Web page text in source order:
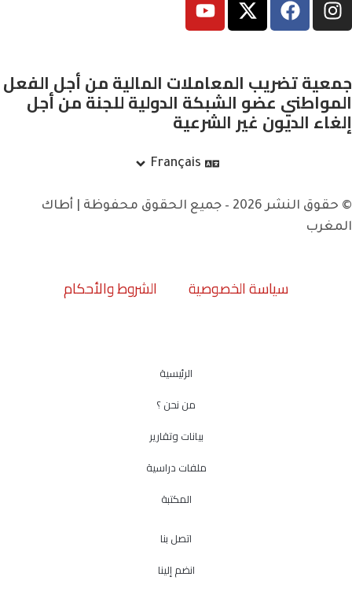
جمعية تضريب المعاملات المالية من أجل الفعل
المواطني عضو الشبكة الدولية للجنة من أجل
إلغاء الديون غير الشرعية
Français
© حقوق النشر 2026 – جميع الحقوق محفوظة | أطاك
المغرب
سياسة الخصوصية الشروط والأحكام
الرئيسية
من نحن ؟
بيانات وتقارير
ملفات دراسية
المكتبة
اتصل بنا
انضم إلينا